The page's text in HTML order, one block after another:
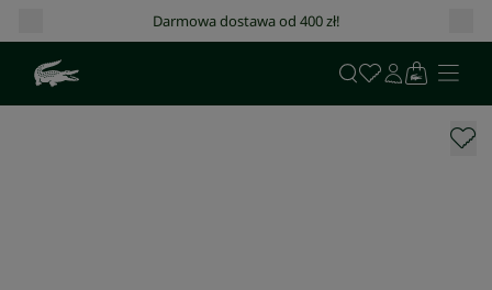
Darmowa dostawa od 400 zł!